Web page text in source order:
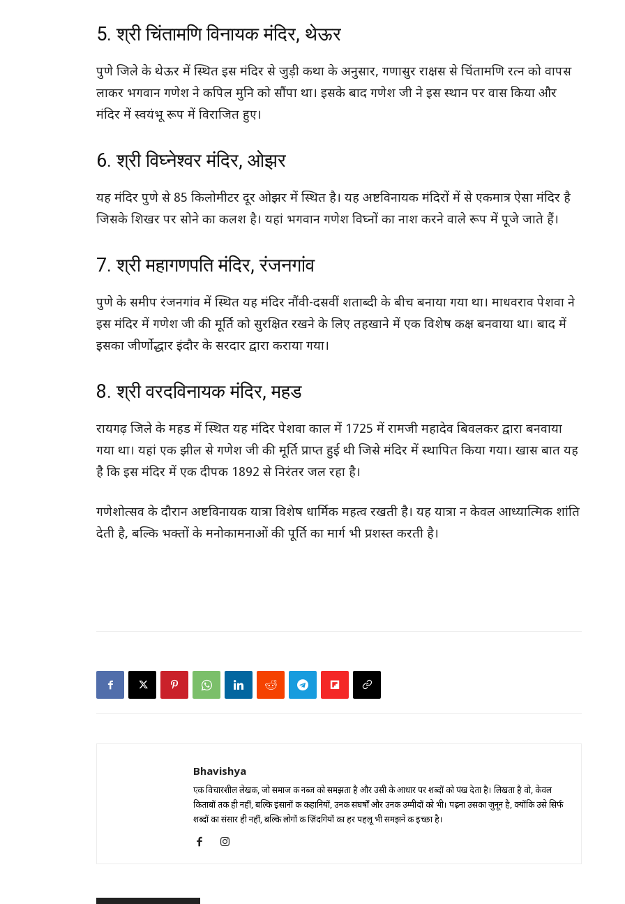
5. श्री चिंतामणि विनायक मंदिर, थेऊर
पुणे जिले के थेऊर में स्थित इस मंदिर से जुड़ी कथा के अनुसार, गणासुर राक्षस से चिंतामणि रत्न को वापस
लाकर भगवान गणेश ने कपिल मुनि को सौंपा था। इसके बाद गणेश जी ने इस स्थान पर वास किया और
मंदिर में स्वयंभू रूप में विराजित हुए।
6. श्री विघ्नेश्वर मंदिर, ओझर
यह मंदिर पुणे से 85 किलोमीटर दूर ओझर में स्थित है। यह अष्टविनायक मंदिरों में से एकमात्र ऐसा मंदिर है
जिसके शिखर पर सोने का कलश है। यहां भगवान गणेश विघ्नों का नाश करने वाले रूप में पूजे जाते हैं।
7. श्री महागणपति मंदिर, रंजनगांव
पुणे के समीप रंजनगांव में स्थित यह मंदिर नौंवी-दसवीं शताब्दी के बीच बनाया गया था। माधवराव पेशवा ने
इस मंदिर में गणेश जी की मूर्ति को सुरक्षित रखने के लिए तहखाने में एक विशेष कक्ष बनवाया था। बाद में
इसका जीर्णोद्धार इंदौर के सरदार द्वारा कराया गया।
8. श्री वरदविनायक मंदिर, महड
रायगढ़ जिले के महड में स्थित यह मंदिर पेशवा काल में 1725 में रामजी महादेव बिवलकर द्वारा बनवाया
गया था। यहां एक झील से गणेश जी की मूर्ति प्राप्त हुई थी जिसे मंदिर में स्थापित किया गया। खास बात यह
है कि इस मंदिर में एक दीपक 1892 से निरंतर जल रहा है।
गणेशोत्सव के दौरान अष्टविनायक यात्रा विशेष धार्मिक महत्व रखती है। यह यात्रा न केवल आध्यात्मिक शांति
देती है, बल्कि भक्तों के मनोकामनाओं की पूर्ति का मार्ग भी प्रशस्त करती है।
Bhavishya
एक विचारशील लेखक, जो समाज की नब्ज को समझता है और उसी के आधार पर शब्दों को पंख देता है। लिखता है वो, केवल
किताबों तक ही नहीं, बल्कि इंसानों की कहानियों, उनकी संघर्षों और उनकी उम्मीदों को भी। पढ़ना उसका जुनून है, क्योंकि उसे सिर्फ
शब्दों का संसार ही नहीं, बल्कि लोगों की ज़िंदगियों का हर पहलू भी समझने की इच्छा है।